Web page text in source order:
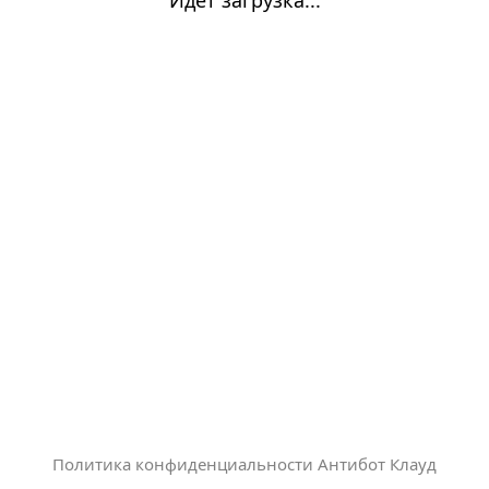
Политика конфиденциальности Антибот Клауд